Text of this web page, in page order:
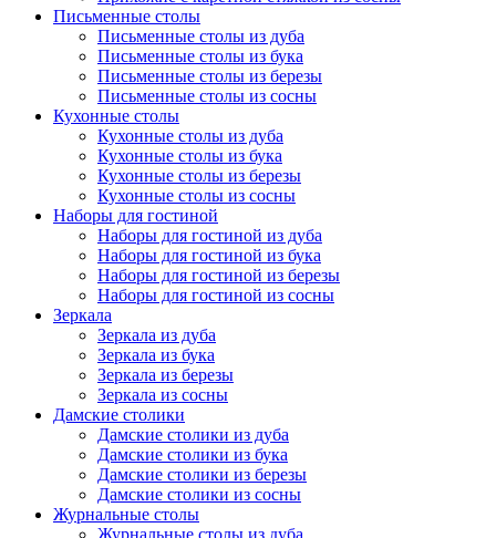
Письменные столы
Письменные столы из дуба
Письменные столы из бука
Письменные столы из березы
Письменные столы из сосны
Кухонные столы
Кухонные столы из дуба
Кухонные столы из бука
Кухонные столы из березы
Кухонные столы из сосны
Наборы для гостиной
Наборы для гостиной из дуба
Наборы для гостиной из бука
Наборы для гостиной из березы
Наборы для гостиной из сосны
Зеркала
Зеркала из дуба
Зеркала из бука
Зеркала из березы
Зеркала из сосны
Дамские столики
Дамские столики из дуба
Дамские столики из бука
Дамские столики из березы
Дамские столики из сосны
Журнальные столы
Журнальные столы из дуба